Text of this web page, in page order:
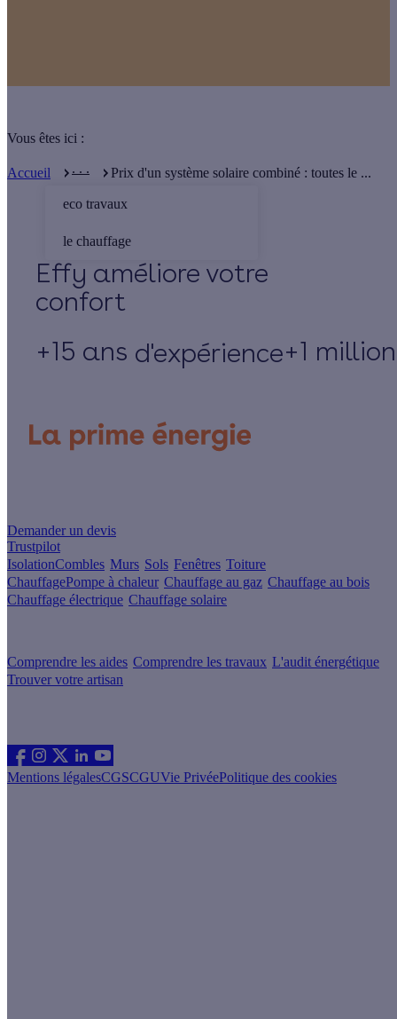
Vous êtes ici :
Accueil . . .
eco travaux
le chauffage
Prix d'un système solaire combiné : toutes le ...
Effy
+15 ans d'expérience+1
Demander un devis
Trustpilot
IsolationCombles Murs Sols Fenêtres Toiture
ChauffagePompe à chaleur Chauffage au gaz Chauffage au bois
Chauffage électrique Chauffage solaire
Comprendre les aides Comprendre les travaux L'audit énergétique
Trouver votre artisan
Mentions légalesCGSCGUVie PrivéePolitique des cookies